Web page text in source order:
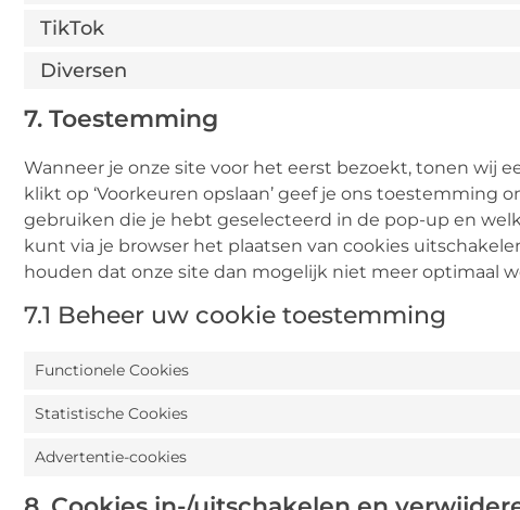
TikTok
Diversen
7. Toestemming
Wanneer je onze site voor het eerst bezoekt, tonen wij
klikt op ‘Voorkeuren opslaan’ geef je ons toestemming
gebruiken die je hebt geselecteerd in de pop-up en
kunt via je browser het plaatsen van cookies
houden dat onze site dan mogelijk niet meer optimaal
7.1 Beheer uw cookie toestemming
Functionele Cookies
Statistische Cookies
Advertentie-cookies